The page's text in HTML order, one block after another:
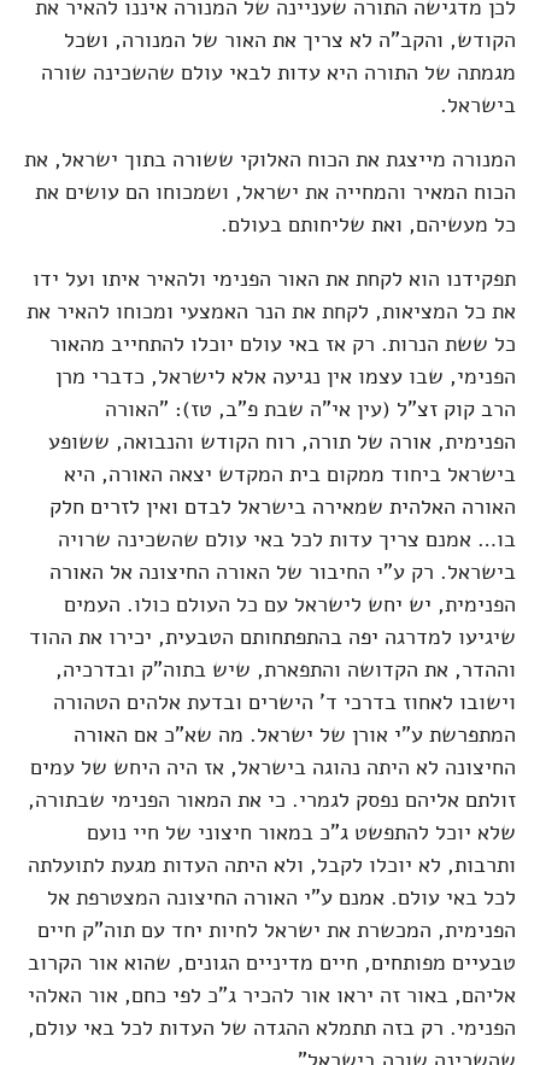
לכן מדגישה התורה שעניינה של המנורה איננו להאיר את
הקודש, והקב"ה לא צריך את האור של המנורה, ושכל
מגמתה של התורה היא עדות לבאי עולם שהשכינה שורה
בישראל.
המנורה מייצגת את הכוח האלוקי ששורה בתוך ישראל, את
הכוח המאיר והמחייה את ישראל, ושמכוחו הם עושים את
כל מעשיהם, ואת שליחותם בעולם.
תפקידנו הוא לקחת את האור הפנימי ולהאיר איתו ועל ידו
את כל המציאות, לקחת את הנר האמצעי ומכוחו להאיר את
כל ששת הנרות. רק אז באי עולם יוכלו להתחייב מהאור
הפנימי, שבו עצמו אין נגיעה אלא לישראל, כדברי מרן
הרב קוק זצ"ל (עין אי"ה שבת פ"ב, טז): "האורה
הפנימית, אורה של תורה, רוח הקודש והנבואה, ששופע
בישראל ביחוד ממקום בית המקדש יצאה האורה, היא
האורה האלהית שמאירה בישראל לבדם ואין לזרים חלק
בו… אמנם צריך עדות לכל באי עולם שהשכינה שרויה
בישראל. רק ע"י החיבור של האורה החיצונה אל האורה
הפנימית, יש יחש לישראל עם כל העולם כולו. העמים
שיגיעו למדרגה יפה בהתפתחותם הטבעית, יכירו את ההוד
וההדר, את הקדושה והתפארת, שיש בתוה"ק ובדרכיה,
וישובו לאחוז בדרכי ד' הישרים ובדעת אלהים הטהורה
המתפרשת ע"י אורן של ישראל. מה שא"כ אם האורה
החיצונה לא היתה נהוגה בישראל, אז היה היחש של עמים
זולתם אליהם נפסק לגמרי. כי את המאור הפנימי שבתורה,
שלא יוכל להתפשט ג"כ במאור חיצוני של חיי נועם
ותרבות, לא יוכלו לקבל, ולא היתה העדות מגעת לתועלתה
לכל באי עולם. אמנם ע"י האורה החיצונה המצטרפת אל
הפנימית, המכשרת את ישראל לחיות יחד עם תוה"ק חיים
טבעיים מפותחים, חיים מדיניים הגונים, שהוא אור הקרוב
אליהם, באור זה יראו אור להכיר ג"כ לפי כחם, אור האלהי
הפנימי. רק בזה תתמלא ההגדה של העדות לכל באי עולם,